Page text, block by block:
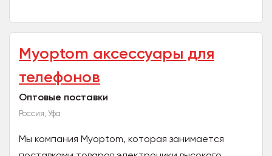
подшипники,...
Myoptom аксессуары для
телефонов
Оптовые поставки
Россия, Уфа
Мы компания Myoptom, которая занимается